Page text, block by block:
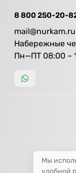
8 800 250-20-
mail@nurkam.ru
Набережные
Пн—ПТ 08:00 –
Мы
удобной